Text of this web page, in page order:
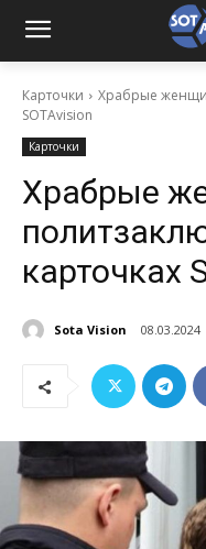
Карточки
Храбрые
SOTAvision
Карточки
Храбрые
карточках
Sota Vision 08.03.2024